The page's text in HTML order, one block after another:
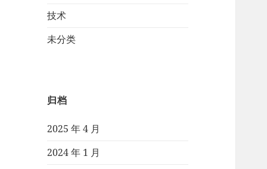
技术
未分类
归档
2025 年 4 月
2024 年 1 月